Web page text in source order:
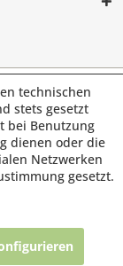
| Westring 2 |
muehle.de
technischen
stets gesetzt
bei Benutzung
dienen oder die
Netzwerken
gesetzt.